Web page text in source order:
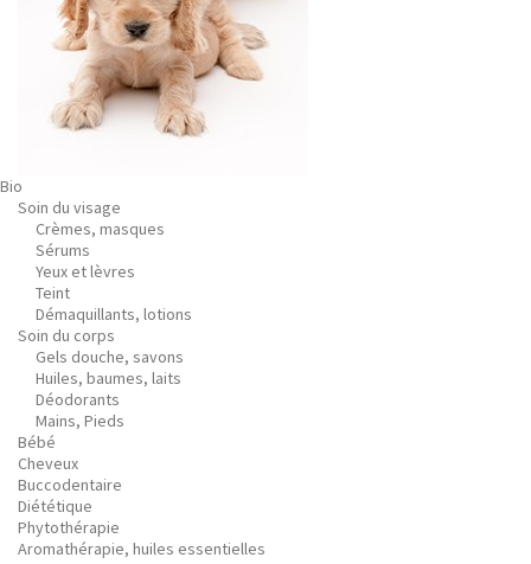
Bio
Soin du visage
Crèmes, masques
Sérums
Yeux et lèvres
Teint
Démaquillants, lotions
Soin du corps
Gels douche, savons
Huiles, baumes, laits
Déodorants
Mains, Pieds
Bébé
Cheveux
Buccodentaire
Diététique
Phytothérapie
Aromathérapie, huiles essentielles